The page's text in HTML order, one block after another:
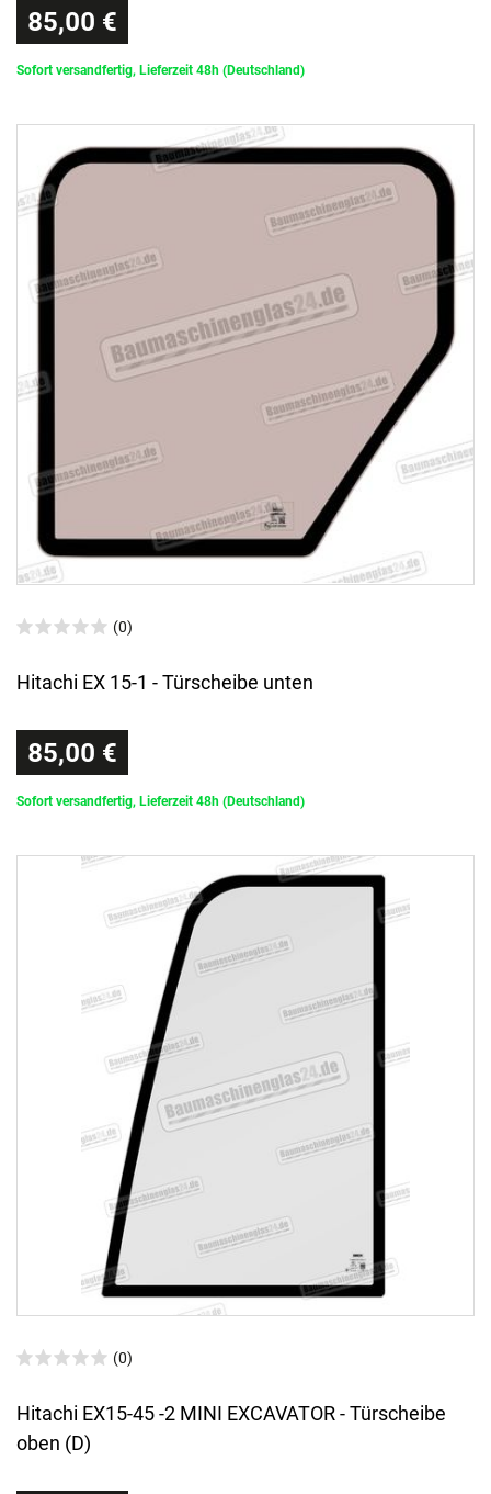
85,00 €
Sofort versandfertig, Lieferzeit 48h (Deutschland)
(0)
Hitachi EX 15-1 - Türscheibe unten
85,00 €
Sofort versandfertig, Lieferzeit 48h (Deutschland)
(0)
Hitachi EX15-45 -2 MINI EXCAVATOR - Türscheibe
oben (D)